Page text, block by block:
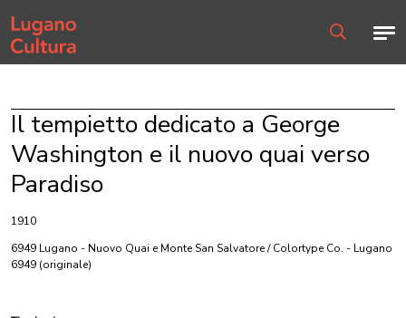
Home page
Il tempietto dedicato a George
Washington e il nuovo quai verso
Paradiso
1910
6949 Lugano - Nuovo Quai e Monte San Salvatore / Colortype Co. - Lugano
6949 (originale)